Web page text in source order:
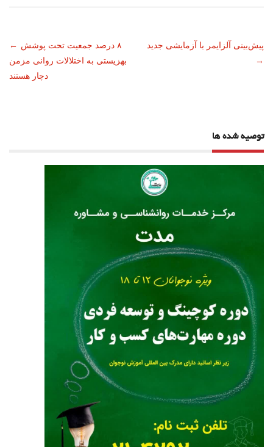
ناوبری
← ۸ درصد جمعیت تحت پوشش
بهزیستی به اختلالات روانی مزمن
دچار هستند
پیش‌بینی آلزایمر با آزمایشی جدید
→
توصیه شده ها